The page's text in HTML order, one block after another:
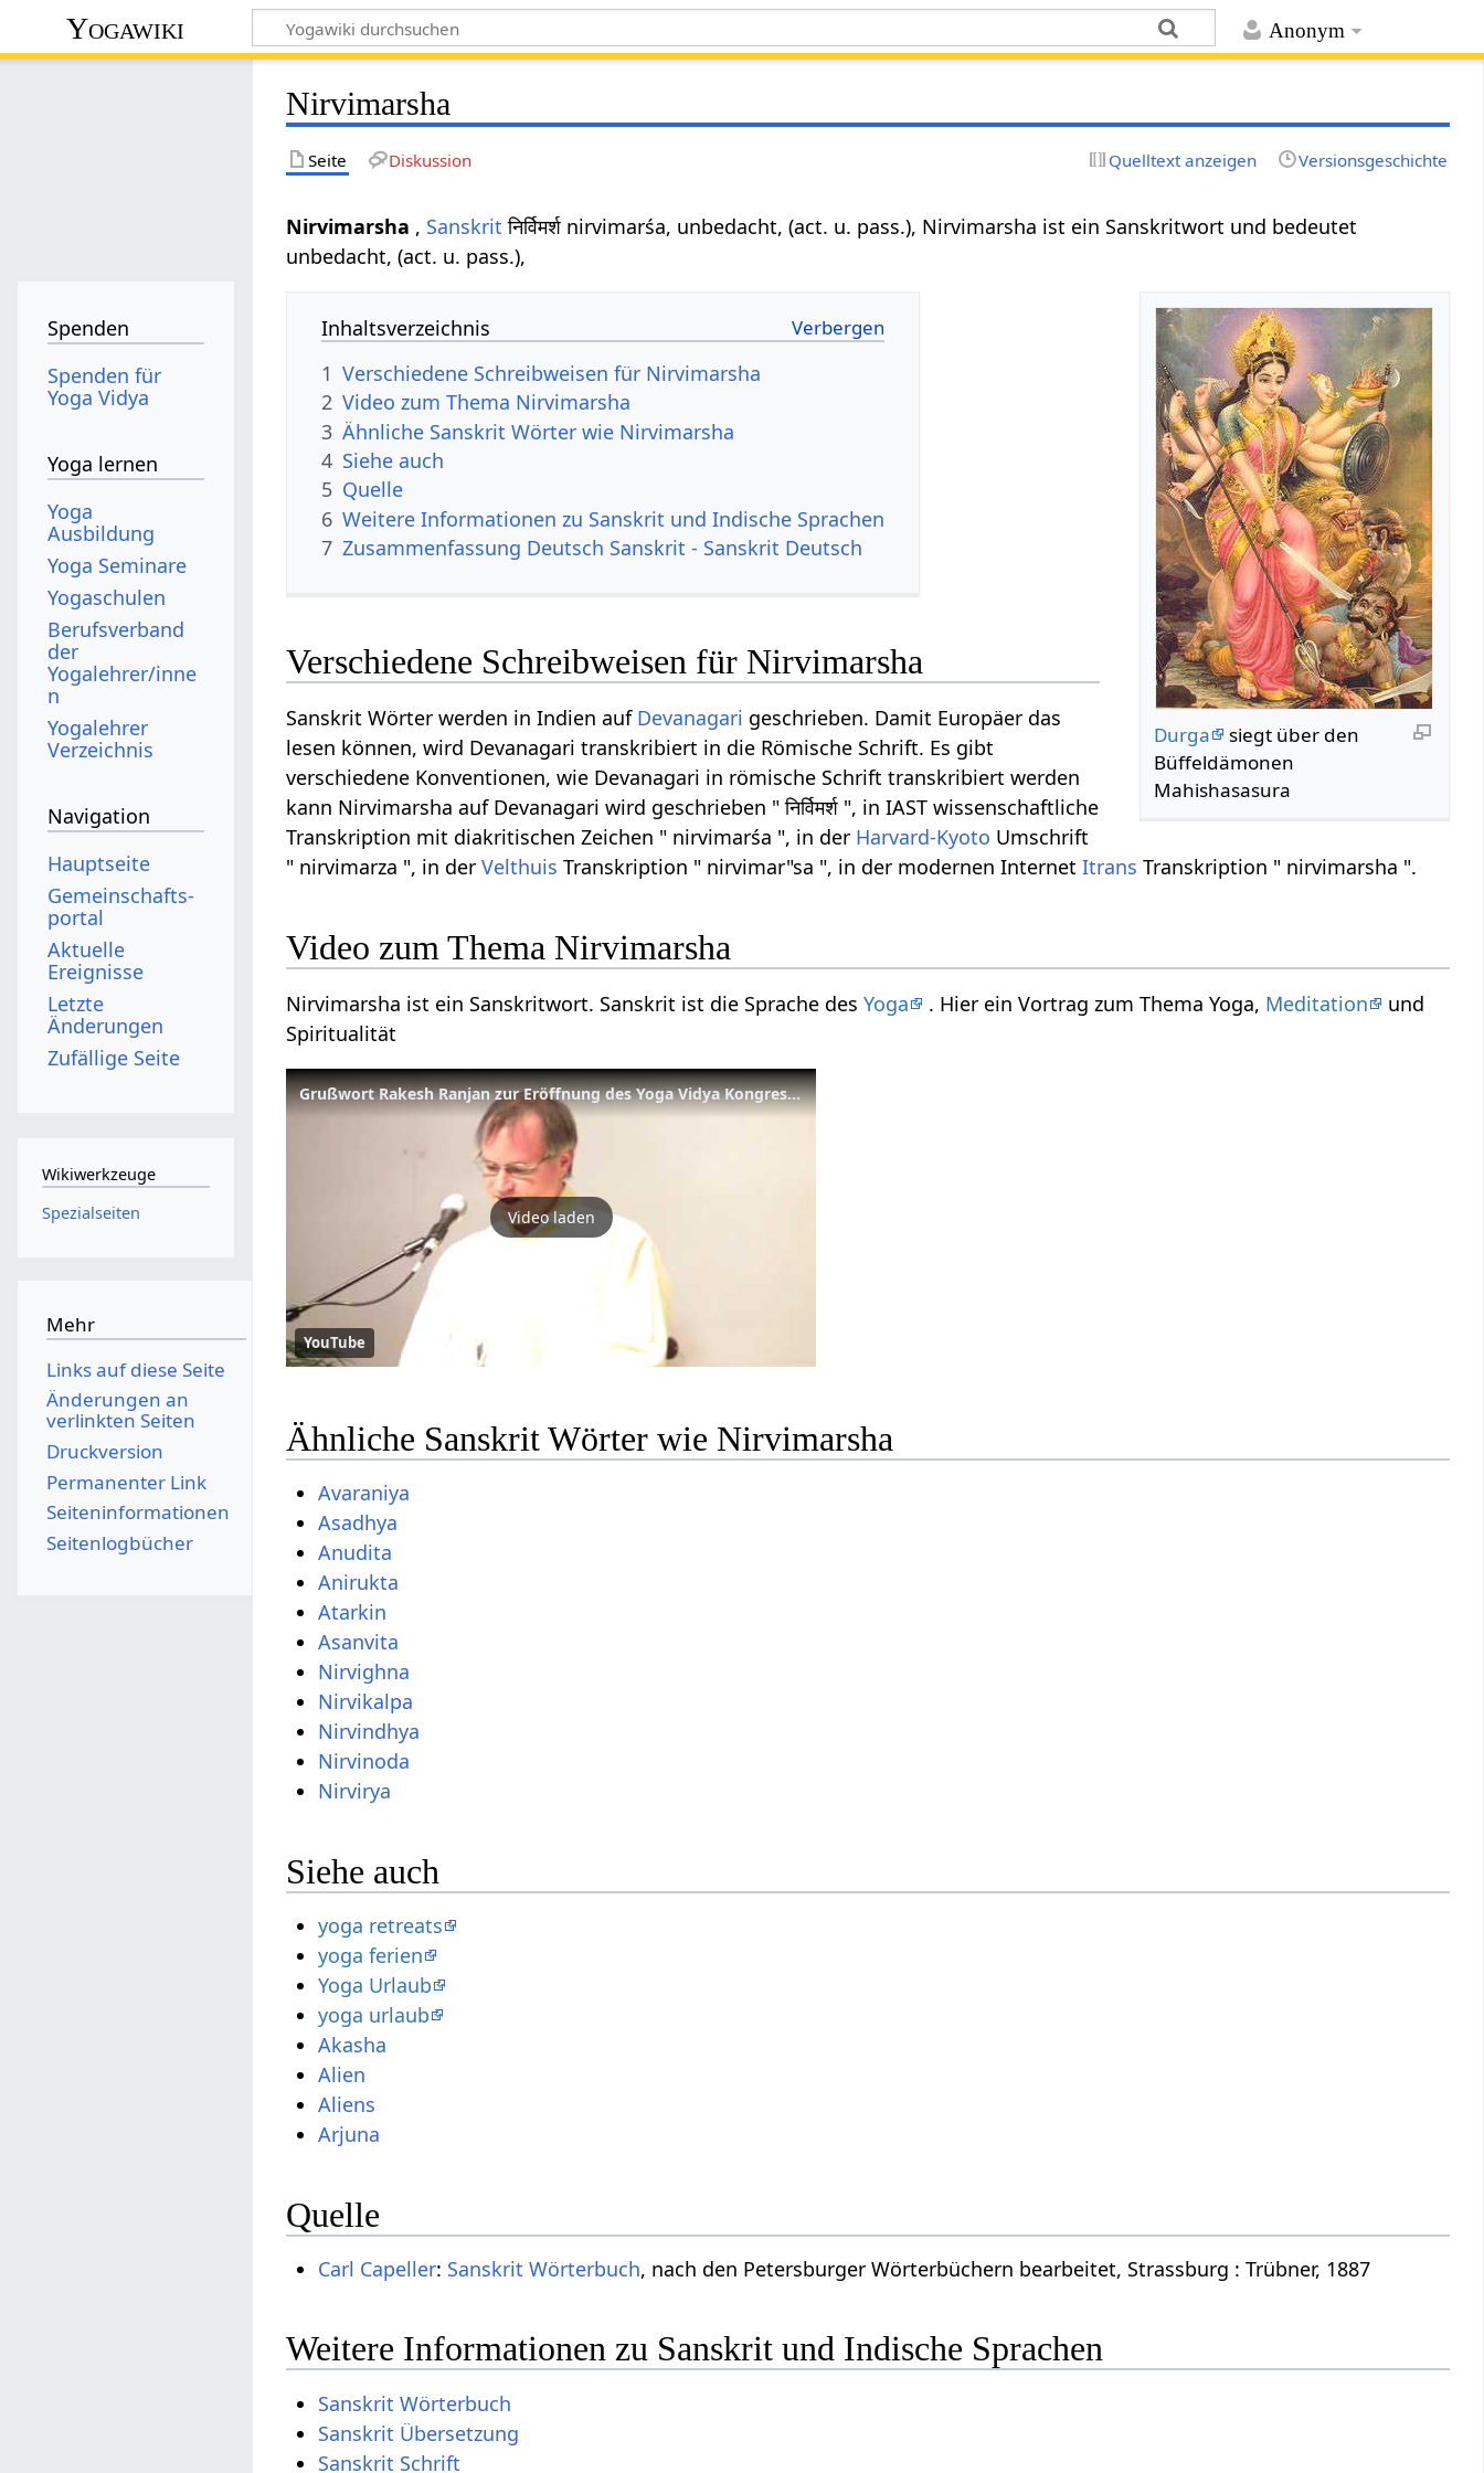
Anonym
Yogawiki
Nirvimarsha
Seite Diskussion Quelltext anzeigen Versionsgeschichte
Nirvimarsha , Sanskrit निर्विमर्श nirvimarśa, unbedacht, (act. u. pass.), Nirvimarsha ist ein Sanskritwort und bedeutet
unbedacht, (act. u. pass.),
Durga
siegt über den
Büffeldämonen
Mahishasasura
Inhaltsverzeichnis
1 Verschiedene Schreibweisen für Nirvimarsha
2 Video zum Thema Nirvimarsha
3 Ähnliche Sanskrit Wörter wie Nirvimarsha
4 Siehe auch
5 Quelle
6 Weitere Informationen zu Sanskrit und Indische Sprachen
7 Zusammenfassung Deutsch Sanskrit - Sanskrit Deutsch
Verschiedene Schreibweisen für Nirvimarsha
Sanskrit Wörter werden in Indien auf Devanagari geschrieben. Damit Europäer das
lesen können, wird Devanagari transkribiert in die Römische Schrift. Es gibt
verschiedene Konventionen, wie Devanagari in römische Schrift transkribiert werden
kann Nirvimarsha auf Devanagari wird geschrieben " निर्विमर्श ", in IAST wissenschaftliche
Transkription mit diakritischen Zeichen " nirvimarśa ", in der Harvard-Kyoto Umschrift
" nirvimarza ", in derVelthuis Transkription " nirvimar"sa ", in der modernen InternetItrans Transkription " nirvimarsha ".
Video zum Thema Nirvimarsha
Nirvimarsha ist ein Sanskritwort. Sanskrit ist die Sprache desYoga . Hier ein Vortrag zum Thema Yoga, Meditation
und
Spiritualität
Grußwort Rakesh Ranjan zur Eröffnung des Yoga Vidya Kongresses 2009
Video laden
YouTube
Ähnliche Sanskrit Wörter wie Nirvimarsha
Avaraniya
Asadhya
Anudita
Anirukta
Atarkin
Asanvita
Nirvighna
Nirvikalpa
Nirvindhya
Nirvinoda
Nirvirya
Siehe auch
yoga retreats
yoga ferien
Yoga Urlaub
yoga urlaub
Akasha
Alien
Aliens
Arjuna
Quelle
Carl Capeller: Sanskrit Wörterbuch, nach den Petersburger Wörterbüchern bearbeitet, Strassburg : Trübner, 1887
Weitere Informationen zu Sanskrit und Indische Sprachen
Sanskrit Wörterbuch
Sanskrit Übersetzung
Sanskrit Schrift
Spenden
Spenden für
Yoga Vidya
Yoga lernen
Yoga
Ausbildung
Yoga Seminare
Yogaschulen
Berufsverband
der
Yogalehrer/inne
n
Yogalehrer
Verzeichnis
Navigation
Hauptseite
Gemeinschafts­
portal
Aktuelle
Ereignisse
Letzte
Änderungen
Zufällige Seite
Wikiwerkzeuge
Spezialseiten
Mehr
Links auf diese Seite
Änderungen an
verlinkten Seiten
Druckversion
Permanenter Link
Seiten­­informationen
Seitenlogbücher